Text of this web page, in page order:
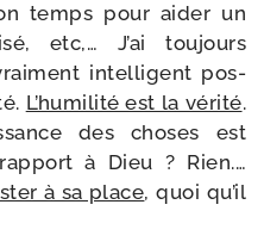
temps pour aider un
etc,… J’ai tou­jours
intel­li­gent pos­
L’humilité est la véri­té.
des choses est
à Dieu ? Rien.…
à sa place, quoi qu’il